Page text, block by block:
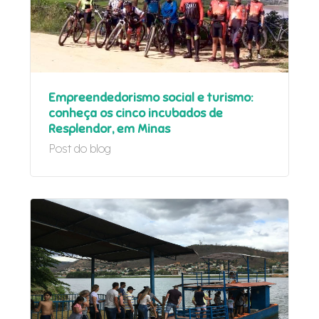
Empreendedorismo social e turismo:
conheça os cinco incubados de
Resplendor, em Minas
Post do blog